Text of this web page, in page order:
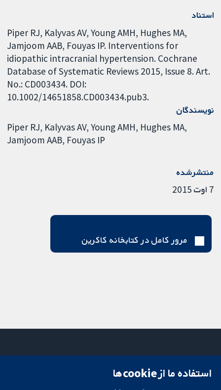
استناد
Piper RJ, Kalyvas AV, Young AMH, Hughes MA,
Jamjoom AAB, Fouyas IP. Interventions for
idiopathic intracranial hypertension. Cochrane
Database of Systematic Reviews 2015, Issue 8. Art.
No.: CD003434. DOI:
10.1002/14651858.CD003434.pub3.
نویسندگان
Piper RJ Kalyvas AV Young AMH Hughes MA
Jamjoom AAB Fouyas IP
منتشرشده
7 اوت 2015
مرور کامل در کتابخانه کاکرین
میدان کاوندیش
استفاده ما از cookie‌ها